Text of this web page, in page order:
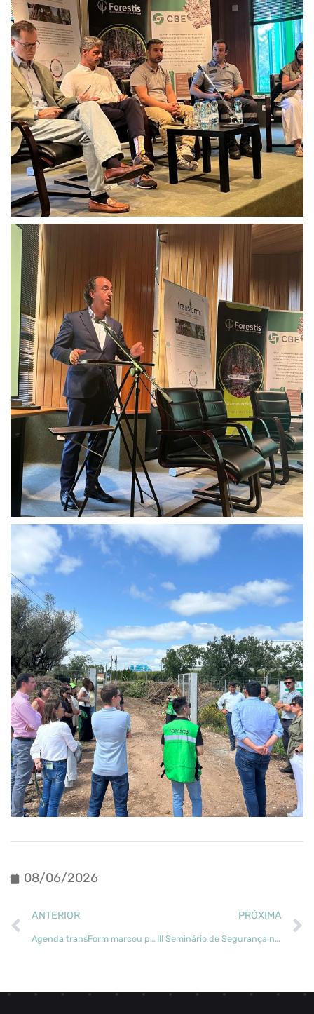
08/06/2026
ANTERIOR
Agenda transForm marcou presença na ExpoFlorestal 2026
PRÓXIMA
III Seminário de Segurança no Trabalho Florestal debate prevenção e socorro no setor florestal